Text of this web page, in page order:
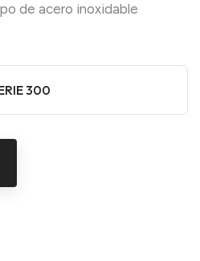
de acero inoxidable
300